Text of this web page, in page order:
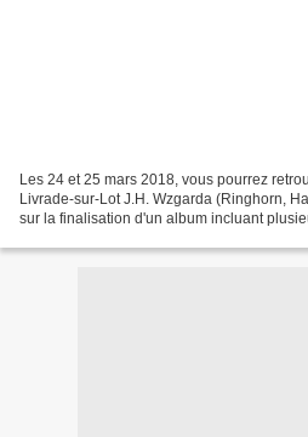
Les 24 et 25 mars 2018, vous pourrez
Livrade-sur-Lot J.H. Wzgarda (Ringhorn,
sur la finalisation d'un album incluant